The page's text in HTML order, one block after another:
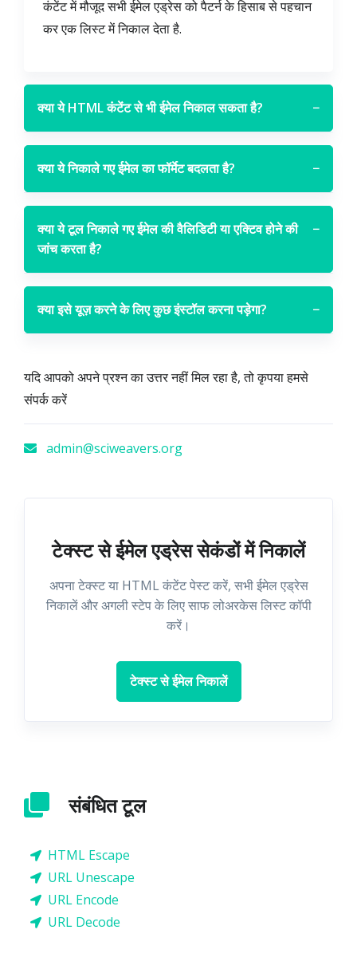
कंटेंट में मौजूद सभी ईमेल एड्रेस को पैटर्न के हिसाब से पहचान
कर एक लिस्ट में निकाल देता है.
क्या ये HTML कंटेंट से भी ईमेल निकाल सकता है? −
क्या ये निकाले गए ईमेल का फॉर्मेट बदलता है? −
क्या ये टूल निकाले गए ईमेल की वैलिडिटी या एक्टिव होने की
जांच करता है?
−
क्या इसे यूज़ करने के लिए कुछ इंस्टॉल करना पड़ेगा? −
यदि आपको अपने प्रश्न का उत्तर नहीं मिल रहा है, तो कृपया हमसे
संपर्क करें
admin@sciweavers.org
टेक्स्ट से ईमेल एड्रेस सेकंडों में निकालें
अपना टेक्स्ट या HTML कंटेंट पेस्ट करें, सभी ईमेल एड्रेस
निकालें और अगली स्टेप के लिए साफ लोअरकेस लिस्ट कॉपी
करें।
टेक्स्ट से ईमेल निकालें
संबंधित टूल
HTML Escape
URL Unescape
URL Encode
URL Decode